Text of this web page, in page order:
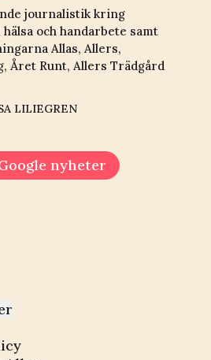
journalistik kring
och handarbete samt
Allas, Allers,
Året Runt, Allers Trädgård
LILIEGREN
nyheter